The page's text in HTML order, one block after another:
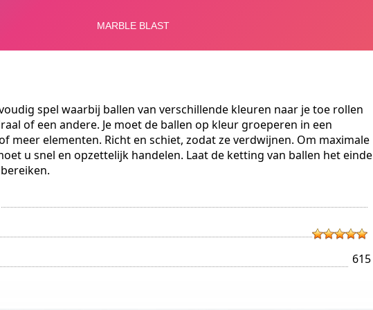
spel waarbij ballen van verschillende kleuren naar je toe rollen
of een andere. Je moet de ballen op kleur groeperen in een
meer elementen. Richt en schiet, zodat ze verdwijnen. Om maximale
u snel en opzettelijk handelen. Laat de ketting van ballen het einde
615